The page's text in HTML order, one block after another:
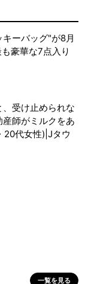
ーバッグ"が8月
豪華な7点入り
、受け止められな
師がミルクをあ
20代女性)|Jタウ
一覧を見る